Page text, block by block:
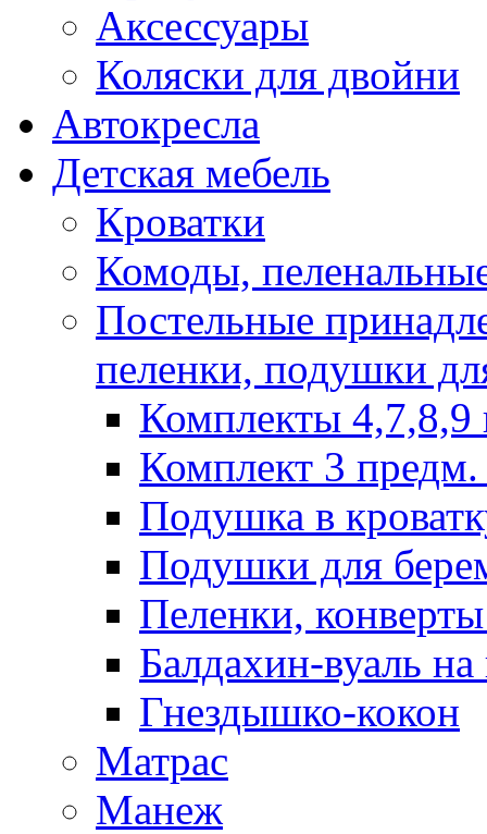
Аксессуары
Коляски для двойни
Автокресла
Детская мебель
Кроватки
Комоды,
Постельные
пеленки, подушки
Комплекты 4,7,8,9
Комплект 3 предм.
Подушка в
Подушки для
Пеленки,
Балдахин-вуаль на
Гнездышко-кокон
Матрас
Манеж